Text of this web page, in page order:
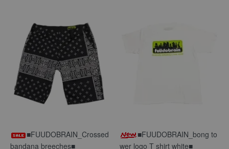
■FUUDOBRAIN_Crossed
bandana breeches■
■FUUDOBRAIN_bong to
wer logo T shirt white■